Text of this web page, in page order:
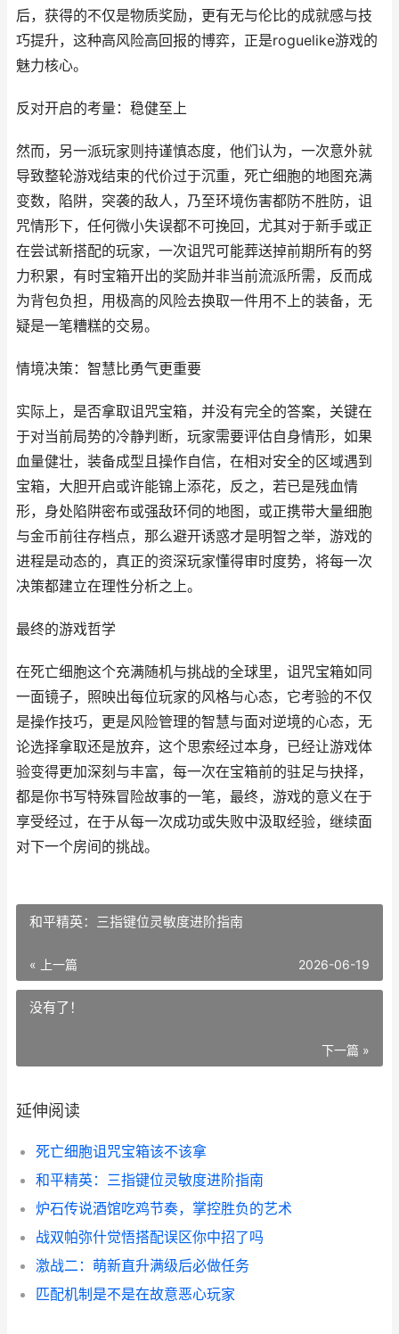
后，获得的不仅是物质奖励，更有无与伦比的成就感与技
巧提升，这种高风险高回报的博弈，正是roguelike游戏的
魅力核心。
反对开启的考量：稳健至上
然而，另一派玩家则持谨慎态度，他们认为，一次意外就
导致整轮游戏结束的代价过于沉重，死亡细胞的地图充满
变数，陷阱，突袭的敌人，乃至环境伤害都防不胜防，诅
咒情形下，任何微小失误都不可挽回，尤其对于新手或正
在尝试新搭配的玩家，一次诅咒可能葬送掉前期所有的努
力积累，有时宝箱开出的奖励并非当前流派所需，反而成
为背包负担，用极高的风险去换取一件用不上的装备，无
疑是一笔糟糕的交易。
情境决策：智慧比勇气更重要
实际上，是否拿取诅咒宝箱，并没有完全的答案，关键在
于对当前局势的冷静判断，玩家需要评估自身情形，如果
血量健壮，装备成型且操作自信，在相对安全的区域遇到
宝箱，大胆开启或许能锦上添花，反之，若已是残血情
形，身处陷阱密布或强敌环伺的地图，或正携带大量细胞
与金币前往存档点，那么避开诱惑才是明智之举，游戏的
进程是动态的，真正的资深玩家懂得审时度势，将每一次
决策都建立在理性分析之上。
最终的游戏哲学
在死亡细胞这个充满随机与挑战的全球里，诅咒宝箱如同
一面镜子，照映出每位玩家的风格与心态，它考验的不仅
是操作技巧，更是风险管理的智慧与面对逆境的心态，无
论选择拿取还是放弃，这个思索经过本身，已经让游戏体
验变得更加深刻与丰富，每一次在宝箱前的驻足与抉择，
都是你书写特殊冒险故事的一笔，最终，游戏的意义在于
享受经过，在于从每一次成功或失败中汲取经验，继续面
对下一个房间的挑战。
和平精英：三指键位灵敏度进阶指南
« 上一篇 2026-06-19
没有了！
下一篇 »
延伸阅读
死亡细胞诅咒宝箱该不该拿
和平精英：三指键位灵敏度进阶指南
炉石传说酒馆吃鸡节奏，掌控胜负的艺术
战双帕弥什觉悟搭配误区你中招了吗
激战二：萌新直升满级后必做任务
匹配机制是不是在故意恶心玩家